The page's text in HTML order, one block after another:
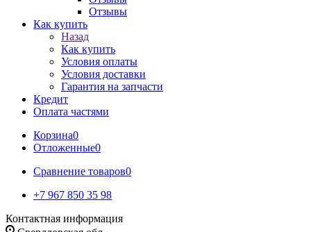
Отзывы
Как купить
Назад
Как купить
Условия оплаты
Условия доставки
Гарантия на запчасти
Кредит
Оплата частями
Корзина0
Отложенные0
Сравнение товаров0
+7 967 850 35 98
Контактная информация